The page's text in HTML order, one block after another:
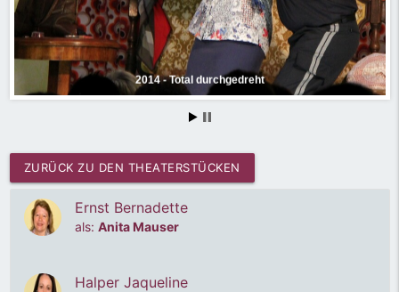
2014 - Total durchgedreht
ZURÜCK ZU DEN THEATERSTÜCKEN
Ernst Bernadette
als: Anita Mauser
Halper Jaqueline